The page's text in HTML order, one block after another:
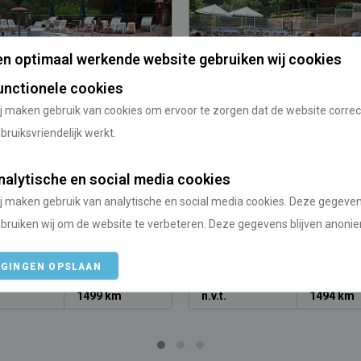
optimaal werkende website gebruiken wij cookies
cookies
maken gebruik van cookies om ervoor te zorgen dat de website
werkt.
en social media cookies
maken gebruik van analytische en social media cookies. Deze
wij om de website te verbeteren. Deze gegevens blijven
OPSLAAN
Botanic Bona Vista
/Catalonië
Vanaf Utrecht
1499 km
Spanje
n.v.t. 1494 km